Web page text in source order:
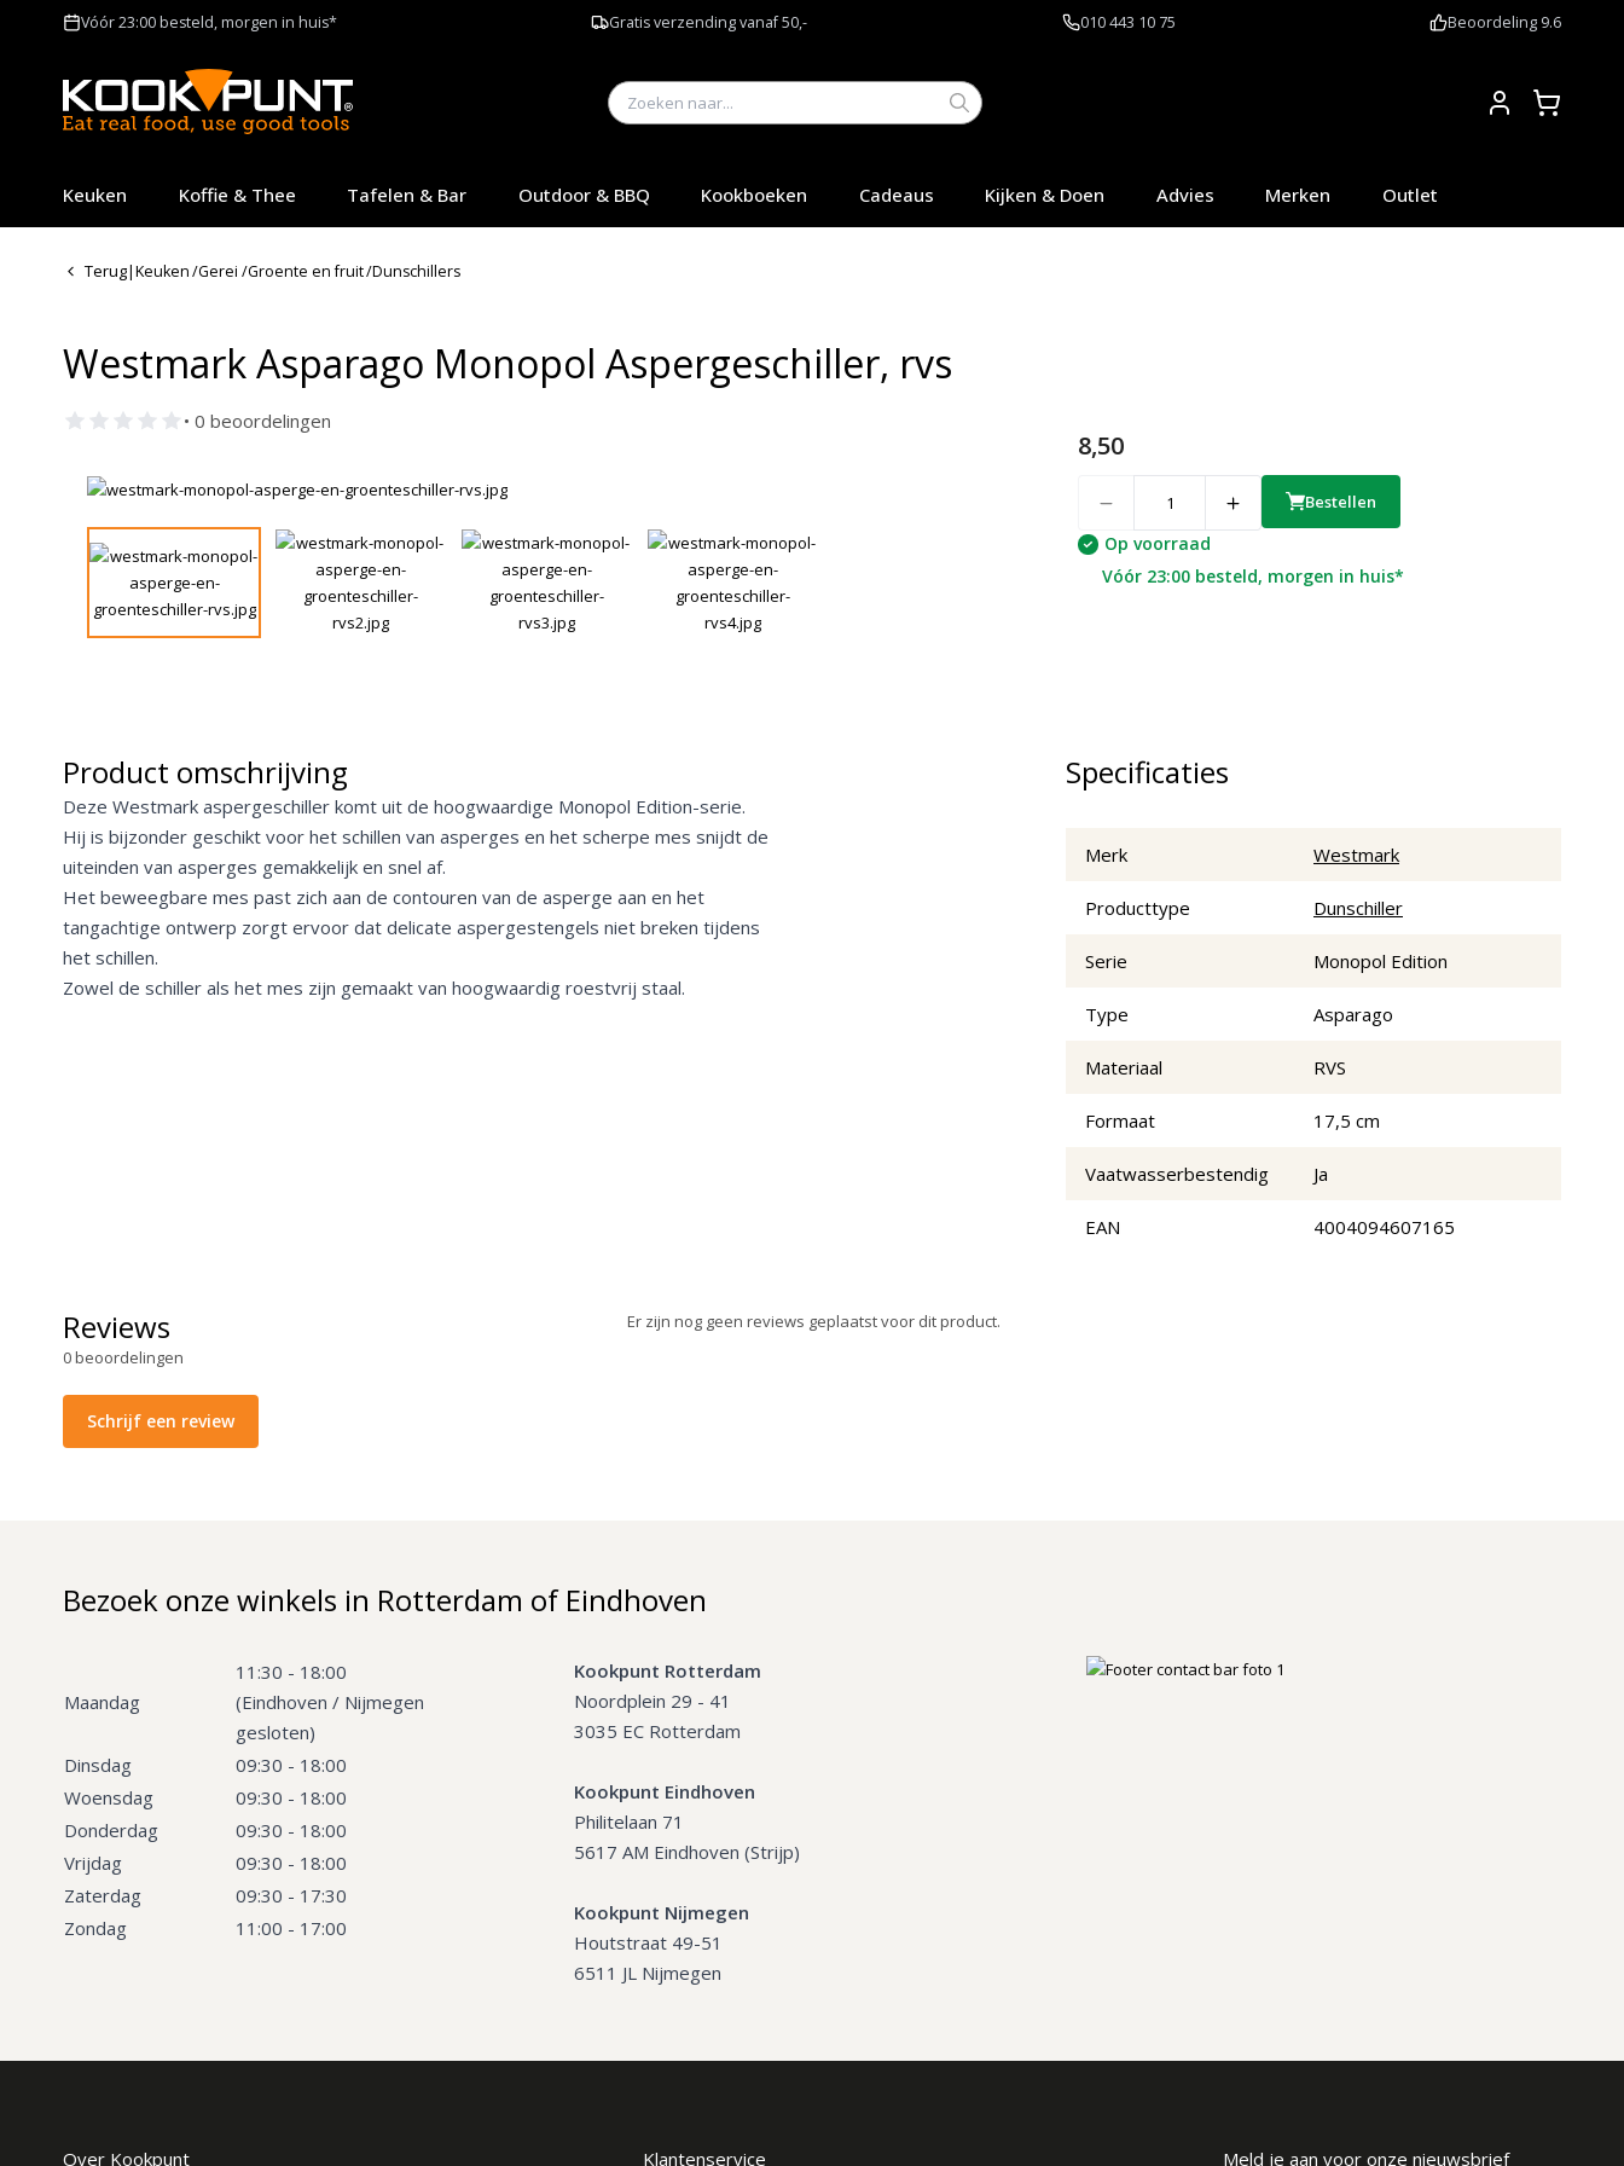
Vóór 23:00 besteld, morgen in huis* Gratis verzending vanaf 50,- 010 443 10 75 Beoordeling 9.6
Keuken Koffie & Thee Tafelen & Bar Outdoor & BBQ Kookboeken Cadeaus Kijken & Doen Advies Merken Outlet
Terug|Keuken/Gerei /Groente en fruit/Dunschillers
Westmark Asparago Monopol Aspergeschiller, rvs
• 0 beoordelingen
8,50
Bestellen
Op voorraad
Vóór 23:00 besteld, morgen in huis*
Product omschrijving
Deze Westmark aspergeschiller komt uit de hoogwaardige Monopol Edition-serie.
Hij is bijzonder geschikt voor het schillen van asperges en het scherpe mes snijdt de
uiteinden van asperges gemakkelijk en snel af.
Het beweegbare mes past zich aan de contouren van de asperge aan en het
tangachtige ontwerp zorgt ervoor dat delicate aspergestengels niet breken tijdens
het schillen.
Zowel de schiller als het mes zijn gemaakt van hoogwaardig roestvrij staal.
Specificaties
Merk Westmark
Producttype Dunschiller
Serie Monopol Edition
Type Asparago
Materiaal RVS
Formaat 17,5 cm
Vaatwasserbestendig Ja
EAN 4004094607165
Reviews
0beoordelingen
Schrijf een review
Er zijn nog geen reviews geplaatst voor dit product.
Bezoek onze winkels in Rotterdam of Eindhoven
Maandag
11:30 - 18:00
(Eindhoven / Nijmegen
gesloten)
Dinsdag
09:30 - 18:00
Woensdag
09:30 - 18:00
Donderdag
09:30 - 18:00
Vrijdag
09:30 - 18:00
Zaterdag
09:30 - 17:30
Zondag
11:00 - 17:00
Kookpunt Rotterdam
Noordplein 29 - 41
3035 EC Rotterdam
Kookpunt Eindhoven
Philitelaan 71
5617 AM Eindhoven (Strijp)
Kookpunt Nijmegen
Houtstraat 49-51
6511 JL Nijmegen
Over Kookpunt Klantenservice Meld je aan voor onze nieuwsbrief